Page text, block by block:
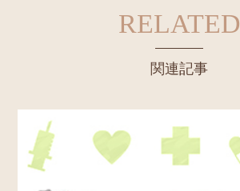
RELATED
関連記事